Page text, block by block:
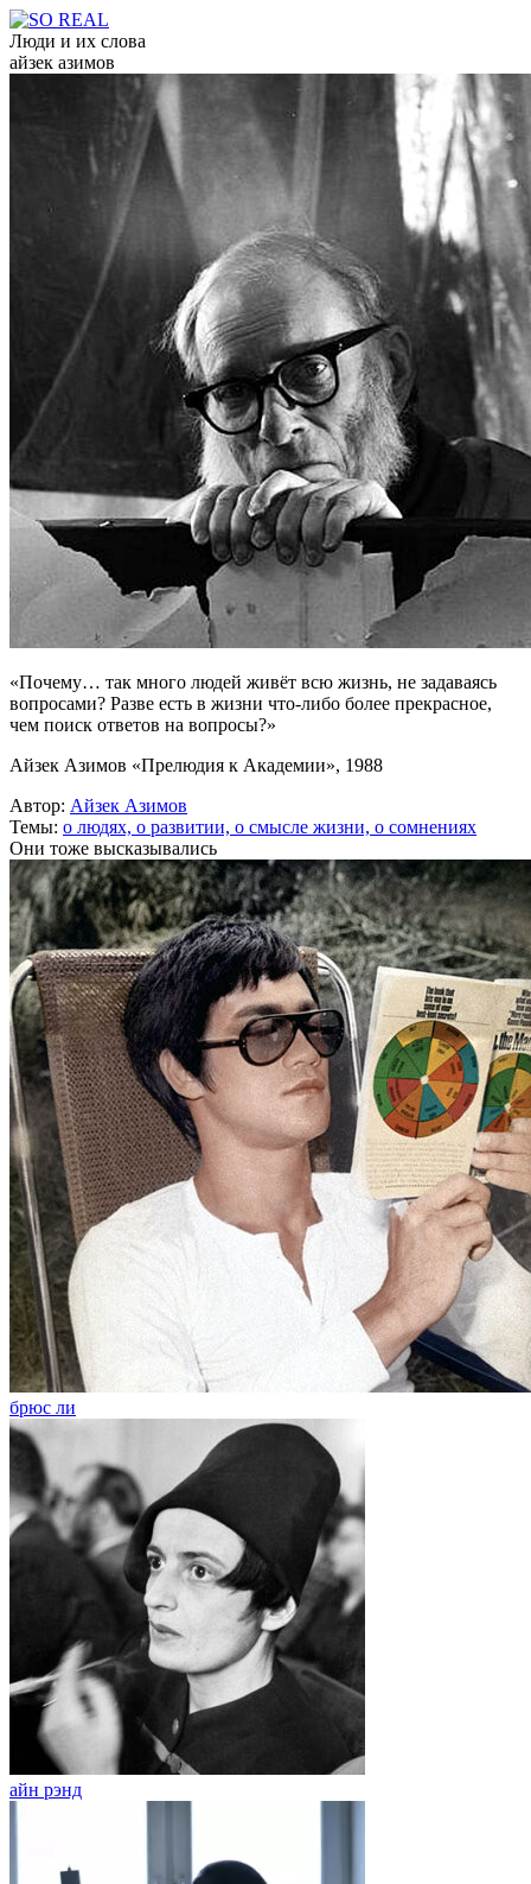
Люди и их слова
айзек азимов
«Почему… так много людей живёт всю жизнь, не задаваясь
вопросами? Разве есть в жизни что-либо более прекрасное,
чем поиск ответов на вопросы?»
Айзек Азимов «Прелюдия к Академии», 1988
Автор: Айзек Азимов
Темы: о людях, о развитии, о смысле жизни, о сомнениях
Они тоже высказывались
брюс ли
айн рэнд